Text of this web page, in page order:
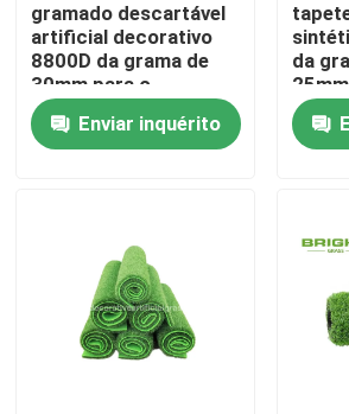
Produtos
Sobre nós
Controle de qualidade
gramado descartável
artificial decorativo
8800D da grama de
30mm para o
banquete de
casamentoEnviar inquérito
da
verde